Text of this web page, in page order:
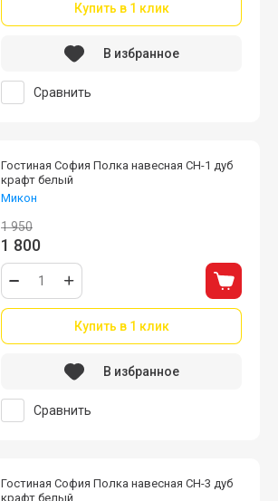
Купить в 1 клик
Сравнить
В избранное
Гостиная София Полка навесная СН-1 дуб
крафт белый
Микон
1 950
1 800
Купить в 1 клик
Сравнить
В избранное
Гостиная София Полка навесная СН-3 дуб
крафт белый